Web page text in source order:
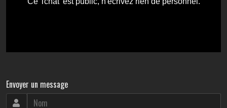
Envoyer un message